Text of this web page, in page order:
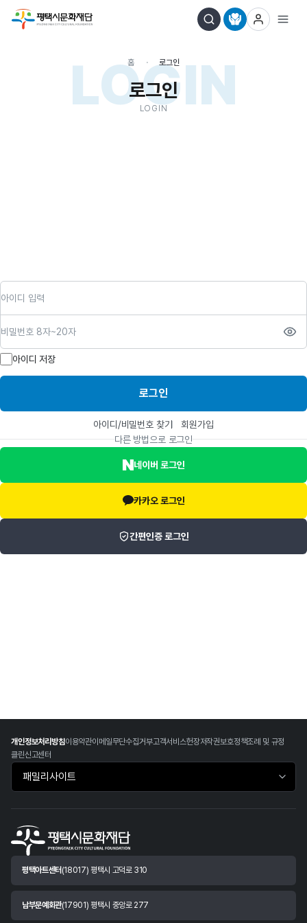
LOGIN
홈 로그인
로그인
LOGIN
아이디 저장
로그인
아이디/비밀번호 찾기
회원가입
다른 방법으로 로그인
네이버 로그인
카카오 로그인
간편인증 로그인
개인정보처리방침이용약관이메일무단수집거부고객서비스헌장저작권보호정책조례 및 규정
클린신고센터
패밀리사이트 바로가기
평택아트센터 (18017) 평택시 고덕로 310
남부문예회관(17901) 평택시 중앙로 277